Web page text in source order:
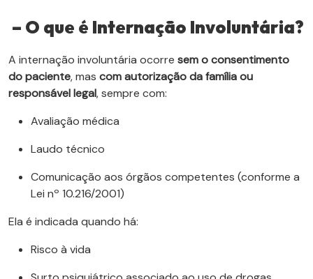
– O que é Internação Involuntária?
A internação involuntária ocorre sem o consentimento
do paciente, mas com autorização da família ou
responsável legal, sempre com:
Avaliação médica
Laudo técnico
Comunicação aos órgãos competentes (conforme a
Lei nº 10.216/2001)
Ela é indicada quando há:
Risco à vida